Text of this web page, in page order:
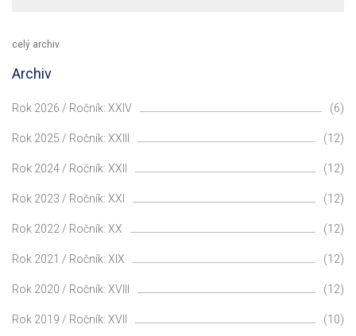
celý archiv
Archiv
Rok 2026 / Ročník: XXIV (6)
Rok 2025 / Ročník: XXIII (12)
Rok 2024 / Ročník: XXII (12)
Rok 2023 / Ročník: XXI (12)
Rok 2022 / Ročník: XX (12)
Rok 2021 / Ročník: XIX (12)
Rok 2020 / Ročník: XVIII (12)
Rok 2019 / Ročník: XVII (10)